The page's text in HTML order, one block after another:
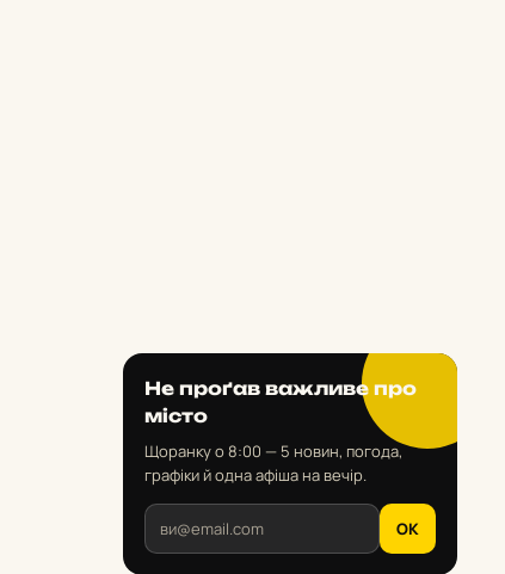
Не проґав важливе про
місто
Щоранку о 8:00 — 5 новин, погода,
графіки й одна афіша на вечір.
OK